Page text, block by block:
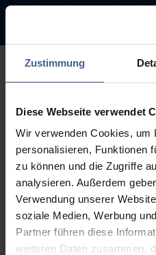
Zustimmung
Diese Webseite verwendet
Wir verwenden Cookies, um
personalisieren, Funktionen
zu können und die Zugriffe
analysieren. Außerdem
Verwendung unserer
soziale Medien, Werbung
Partner führen diese
weiteren Daten zusammen,
Sorry, this page
available.
The link you followed may be
removed.
Back to homepage Go